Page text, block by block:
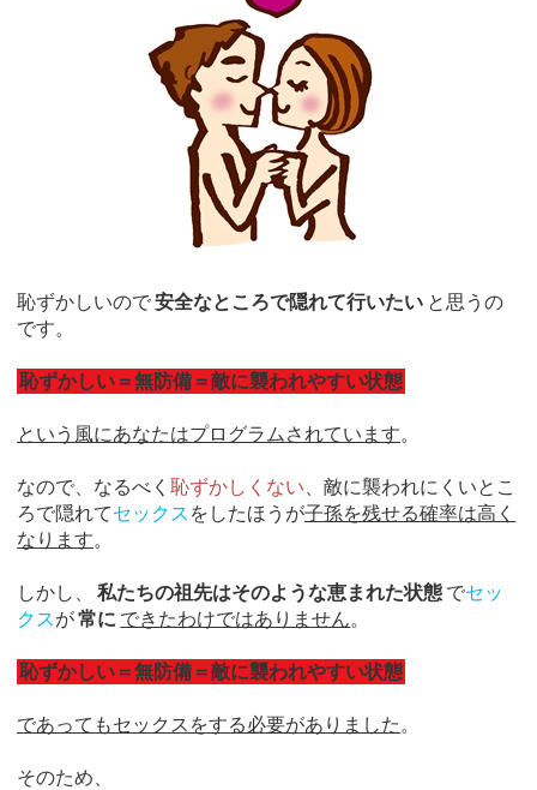
恥ずかしいので安全なところで隠れて行いたい と思うの
です。
恥ずかしい＝無防備＝敵に襲われやすい状態
という風にあなたはプログラムされています。
なので、なるべく 恥ずかしくない 、敵に襲われにくいとこ
ろで隠れてセックス をしたほうが子孫を残せる確率は高く
なります。
しかし、 私たちの祖先はそのような恵まれた状態 でセッ
クスが常に できたわけではありません。
恥ずかしい＝無防備＝敵に襲われやすい状態
であってもセックスをする必要がありました 。
そのため、